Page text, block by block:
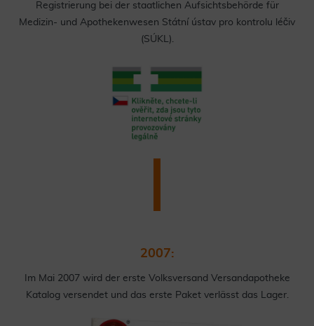
Registrierung bei der staatlichen Aufsichtsbehörde für
Medizin- und Apothekenwesen Státní ústav pro kontrolu léčiv
(SÚKL).
2007:
Im Mai 2007 wird der erste Volksversand Versandapotheke
Katalog versendet und das erste Paket verlässt das Lager.